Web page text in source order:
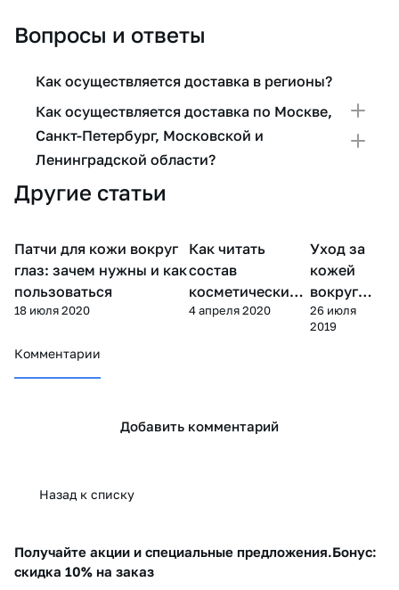
Вопросы и ответы
Как осуществляется доставка в регионы?
Как осуществляется доставка по Москве,
Санкт-Петербург, Московской и
Ленинградской области?
Другие статьи
Уход за лицом
Патчи для кожи вокруг
глаз: зачем нужны и как
пользоваться
18 июля 2020
Уход за лицом
Как читать
состав
косметических
средств?
4 апреля 2020
Уход за
лицом
Уход за
кожей
вокруг
глаз
26 июля
2019
Комментарии
Добавить комментарий
Назад к списку
Получайте акции и специальные предложения.Бонус:
скидка 10% на заказ